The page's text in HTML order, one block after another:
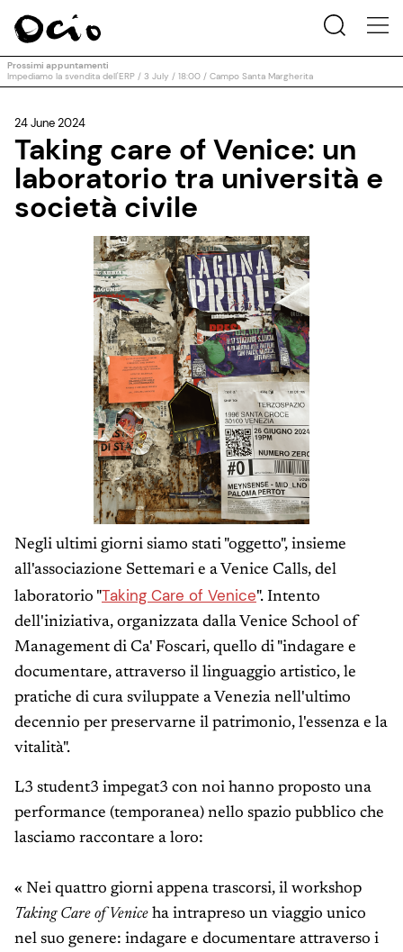
Prossimi appuntamenti
Impediamo la svendita dell'ERP / 3 July / 18:00 / Campo Santa Margherita
24 June 2024
Taking care of Venice: un
laboratorio tra università e
società civile
Negli ultimi giorni siamo stati "oggetto", insieme
all'associazione Settemari e a Venice Calls, del
laboratorio "Taking Care of Venice". Intento
dell'iniziativa, organizzata dalla Venice School of
Management di Ca' Foscari, quello di "indagare e
documentare, attraverso il linguaggio artistico, le
pratiche di cura sviluppate a Venezia nell'ultimo
decennio per preservarne il patrimonio, l'essenza e la
vitalità".
L3 student3 impegat3 con noi hanno proposto una
performance (temporanea) nello spazio pubblico che
lasciamo raccontare a loro:
« Nei quattro giorni appena trascorsi, il workshop
Taking Care of Venice ha intrapreso un viaggio unico
nel suo genere: indagare e documentare attraverso i